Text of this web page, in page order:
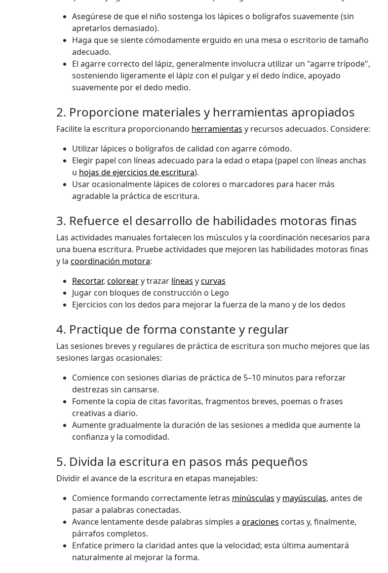
Asegúrese de que el niño sostenga los lápices o bolígrafos suavemente (sin
apretarlos demasiado).
Haga que se siente cómodamente erguido en una mesa o escritorio de tamaño
adecuado.
El agarre correcto del lápiz, generalmente involucra utilizar un "agarre trípode",
sosteniendo ligeramente el lápiz con el pulgar y el dedo índice, apoyado
suavemente por el dedo medio.
2. Proporcione materiales y herramientas apropiados
Facilite la escritura proporcionando herramientas y recursos adecuados. Considere:
Utilizar lápices o bolígrafos de calidad con agarre cómodo.
Elegir papel con líneas adecuado para la edad o etapa (papel con líneas anchas
u hojas de ejercicios de escritura).
Usar ocasionalmente lápices de colores o marcadores para hacer más
agradable la práctica de escritura.
3. Refuerce el desarrollo de habilidades motoras finas
Las actividades manuales fortalecen los músculos y la coordinación necesarios para
una buena escritura. Pruebe actividades que mejoren las habilidades motoras finas
y la coordinación motora:
Recortar, coloreary trazar líneas ycurvas
Jugar con bloques de construcción o Lego
Ejercicios con los dedos para mejorar la fuerza de la mano y de los dedos
4. Practique de forma constante y regular
Las sesiones breves y regulares de práctica de escritura son mucho mejores que las
sesiones largas ocasionales:
Comience con sesiones diarias de práctica de 5–10 minutos para reforzar
destrezas sin cansarse.
Fomente la copia de citas favoritas, fragmentos breves, poemas o frases
creativas a diario.
Aumente gradualmente la duración de las sesiones a medida que aumente la
confianza y la comodidad.
5. Divida la escritura en pasos más pequeños
Dividir el avance de la escritura en etapas manejables:
Comience formando correctamente letras minúsculas y mayúsculas, antes de
pasar a palabras conectadas.
Avance lentamente desde palabras simples a oraciones cortas y, finalmente,
párrafos completos.
Enfatice primero la claridad antes que la velocidad; esta última aumentará
naturalmente al mejorar la forma.